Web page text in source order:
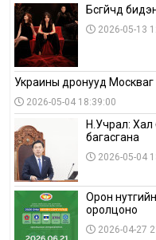
Бүсгүйчүүд
2026-05-13
Украины дронууд Москваг
2026-05-04 18:39:00
Н.Учрал:
багасгана
2026-05-04
Орон
оролцоно
2026-04-27